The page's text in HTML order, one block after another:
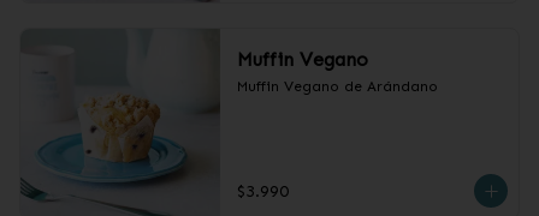
Muffin Vegano
Muffin Vegano de Arándano
$3.990